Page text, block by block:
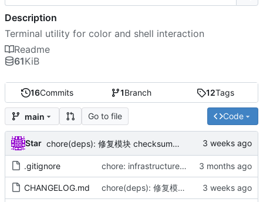
16Commits 1Branch 12Tags
main Go to file Code
Star chore(deps): 修复模块 checksum（by AI）
.gitignore chore: infrastructure alignment and doc sync (by AICoder)
CHANGELOG.md chore(deps): 修复模块 checksum（by AI）
Description
Terminal utility for color and shell interaction
Readme
61KiB